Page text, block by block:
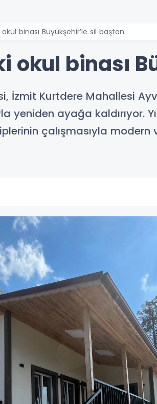
binası Büyükşehir’le sil baştan
okul binası
İzmit Kurtdere Mahallesi
yeniden ayağa kaldırıyor.
çalışmasıyla